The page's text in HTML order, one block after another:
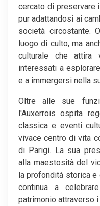
cercato di preservare
pur adattandosi ai
società circostante.
luogo di culto, ma
culturale che attira
interessati a
e a immergersi nella
Oltre alle sue
l'Auxerrois ospita
classica e eventi
vivace centro di vita
di Parigi. La sua
alla maestosità del
la profondità storica e
continua a
patrimonio attraverso